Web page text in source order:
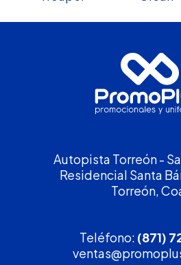
Autopista Torreón -
Residencial Santa
Torreón,
Teléfono: (871)